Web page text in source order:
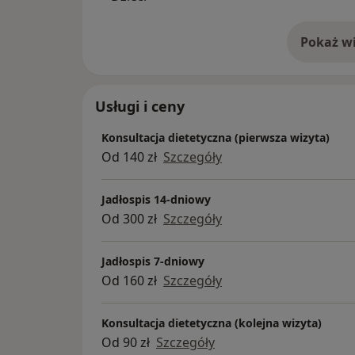
Pokażo
Usługi i ceny
Konsultacja dietetyczna (pierwsza wizyta)
Od 140 zł Szczegóły
Jadłospis 14-dniowy
Od 300 zł Szczegóły
Jadłospis 7-dniowy
Od 160 zł Szczegóły
Konsultacja dietetyczna (kolejna wizyta)
Od 90 zł Szczegóły